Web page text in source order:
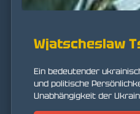
Wjatscheslaw
Ein bedeutender
und politische
Unabhängigkeit der